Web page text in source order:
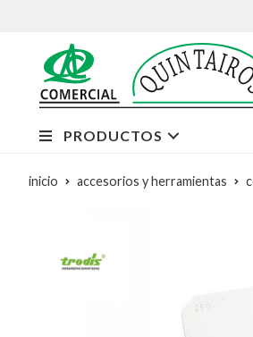
PRODUCTOS
inicio accesorios y herramientas